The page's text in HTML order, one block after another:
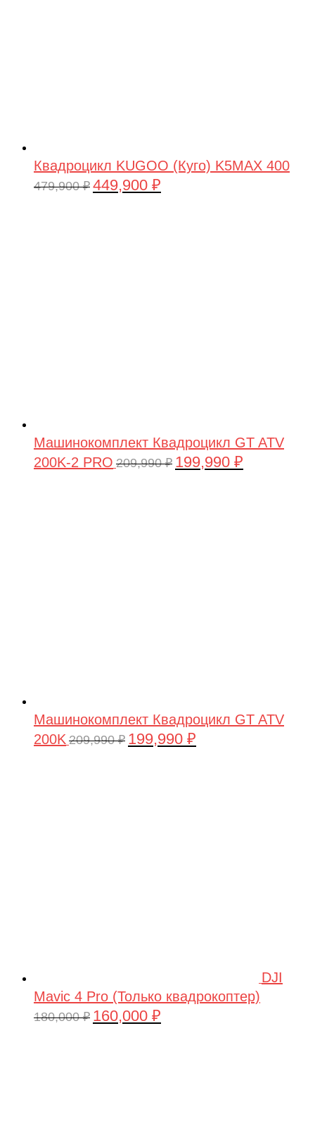
Квадроцикл KUGOO (Куго) K5MAX 400
479,900₽ Первоначальная
449,900 ₽
Машинокомплект Квадроцикл GT ATV
200K-2 PRO 209,990₽ Первоначальная
199,990 ₽
Машинокомплект Квадроцикл GT ATV
200K 209,990₽ Первоначальная
199,990 ₽
DJI
Mavic 4 Pro (Только квадрокоптер)
180,000₽ Первоначальная
160,000 ₽